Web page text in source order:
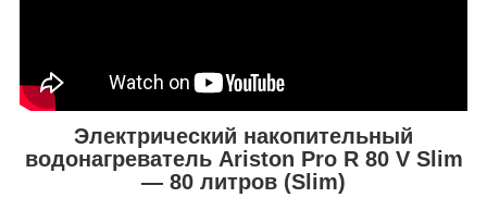
Электрический накопительный
водонагреватель Ariston Pro R 80 V Slim
— 80 литров (Slim)